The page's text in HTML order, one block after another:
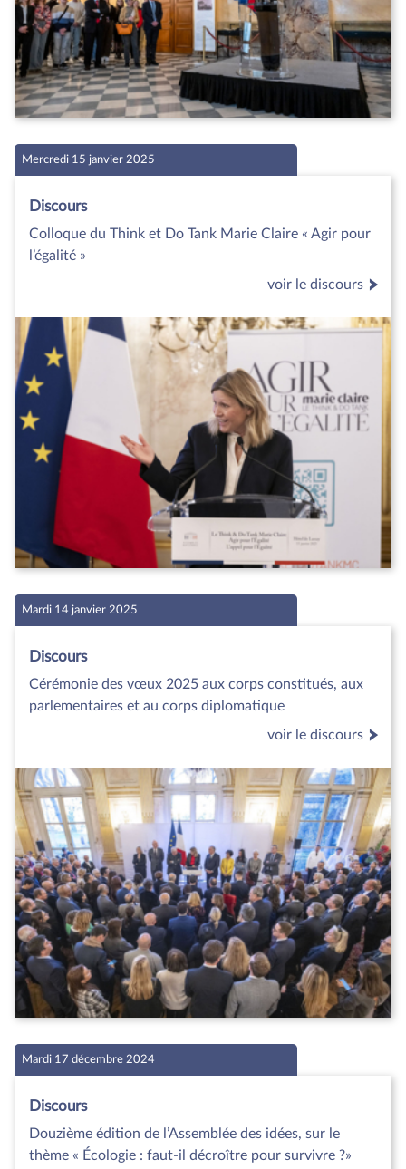
Mercredi 15 janvier 2025
Discours
Colloque du Think et Do Tank Marie Claire « Agir pour
l’égalité »
voir le discours
Mardi 14 janvier 2025
Discours
Cérémonie des vœux 2025 aux corps constitués, aux
parlementaires et au corps diplomatique
voir le discours
Mardi 17 décembre 2024
Discours
Douzième édition de l’Assemblée des idées, sur le
thème « Écologie : faut-il décroître pour survivre ?»